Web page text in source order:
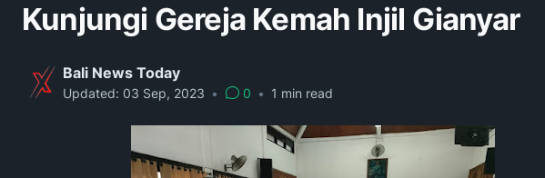
Kunjungi Gereja Kemah Injil Gianyar
Bali News Today
Updated: 03 Sep, 2023 • 0 • 1 min read